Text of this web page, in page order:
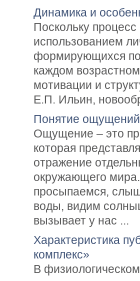
Динамика и
Поскольку
использованием
формирующихся по
каждом
мотивации и
Е.П. Ильин,
Понятие
Ощущение – это
которая
отражение
окружающего
просыпаемся,
воды, видим
вызывает у нас ...
Характеристика
комплекс»
В